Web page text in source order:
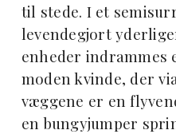
til stede. I et
levendegjort
enheder indrammes
moden kvinde, der
væggene er en
en bungyjumper